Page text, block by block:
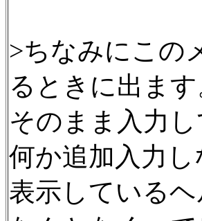
>ちなみにこの
るときに出ます
そのまま入力
何か追加入力
表示している